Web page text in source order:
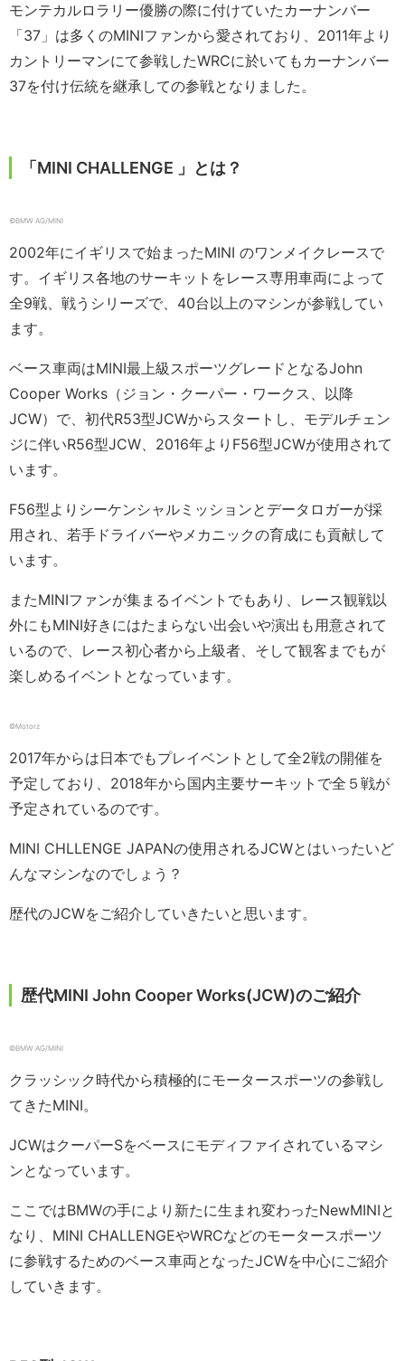
モンテカルロラリー優勝の際に付けていたカーナンバー
「37」は多くのMINIファンから愛されており、2011年より
カントリーマンにて参戦したWRCに於いてもカーナンバー
37を付け伝統を継承しての参戦となりました。
「MINI CHALLENGE 」とは？
©︎BMW AG/MINI
2002年にイギリスで始まったMINI のワンメイクレースで
す。イギリス各地のサーキットをレース専用車両によって
全9戦、戦うシリーズで、40台以上のマシンが参戦してい
ます。
ベース車両はMINI最上級スポーツグレードとなるJohn
Cooper Works（ジョン・クーパー・ワークス、以降
JCW）で、初代R53型JCWからスタートし、モデルチェン
ジに伴いR56型JCW、2016年よりF56型JCWが使用されて
います。
F56型よりシーケンシャルミッションとデータロガーが採
用され、若手ドライバーやメカニックの育成にも貢献して
います。
またMINIファンが集まるイベントでもあり、レース観戦以
外にもMINI好きにはたまらない出会いや演出も用意されて
いるので、レース初心者から上級者、そして観客までもが
楽しめるイベントとなっています。
©︎Motorz
2017年からは日本でもプレイベントとして全2戦の開催を
予定しており、2018年から国内主要サーキットで全５戦が
予定されているのです。
MINI CHLLENGE JAPANの使用されるJCWとはいったいど
んなマシンなのでしょう？
歴代のJCWをご紹介していきたいと思います。
歴代MINI John Cooper Works(JCW)のご紹介
©︎BMW AG/MINI
クラッシック時代から積極的にモータースポーツの参戦し
てきたMINI。
JCWはクーパーSをベースにモディファイされているマシ
ンとなっています。
ここではBMWの手により新たに生まれ変わったNewMINIと
なり、MINI CHALLENGEやWRCなどのモータースポーツ
に参戦するためのベース車両となったJCWを中心にご紹介
していきます。